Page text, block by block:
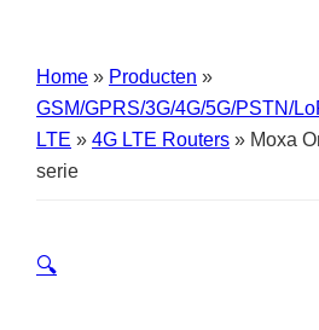
Home » Producten »
GSM/GPRS/3G/4G/5G/PSTN/
LTE » 4G LTE Routers » Moxa
serie
🔍